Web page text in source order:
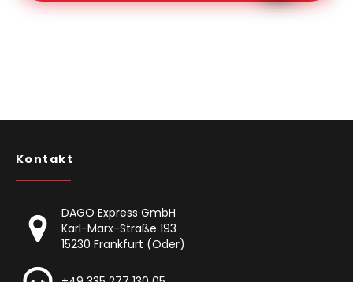
Kontakt
DAGO Express GmbH
Karl-Marx-Straße 193
15230 Frankfurt (Oder)